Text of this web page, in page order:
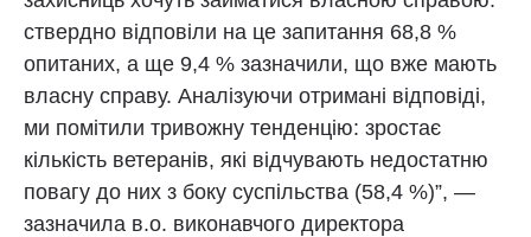
ствердно відповіли на це запитання 68,8 %
опитаних, а ще 9,4 % зазначили, що вже мають
власну справу. Аналізуючи отримані відповіді,
ми помітили тривожну тенденцію: зростає
кількість ветеранів, які відчувають недостатню
повагу до них з боку суспільства (58,4 %)”, —
зазначила в.о. виконавчого директора